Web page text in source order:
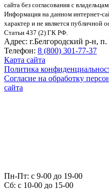
сайта без согласования с
Информация на данном интернет-
характер и не является публичной
Статьи 437 (2) ГК РФ.
Адрес: г.Белгородский р-н,
Телефон: 8 (800) 301-77-37
Карта сайта
Политика
Согласие на обработку
сайта
Пн-Пт: с 9-00 до 19-00
Сб: c 10-00 до 15-00